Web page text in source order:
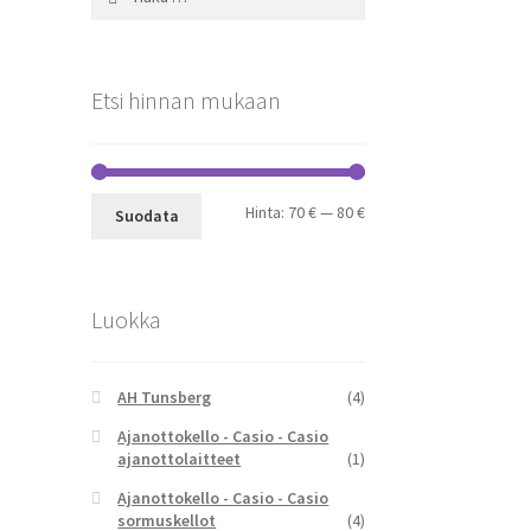
Etsi hinnan mukaan
Minimihinta
Maksimihinta
Suodata Hinta: 70 €— 80 €
Luokka
AH Tunsberg
(4)
Ajanottokello - Casio - Casio
ajanottolaitteet
(1)
Ajanottokello - Casio - Casio
sormuskellot
(4)